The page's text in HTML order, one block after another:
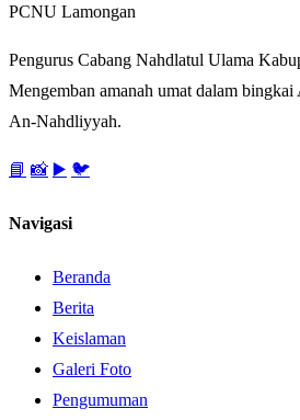
PCNU Lamongan
Pengurus Cabang Nahdlatul Ulama
Mengemban amanah umat dalam bingkai
An-Nahdliyyah.
📘 📸 ▶️ 🐦
Navigasi
Beranda
Berita
Keislaman
Galeri Foto
Pengumuman